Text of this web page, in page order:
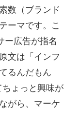
数（ブランド
ーマです。こ
ー広告が指名
文は「インフ
るんだもん
ょっと興味が
がら、マーケ